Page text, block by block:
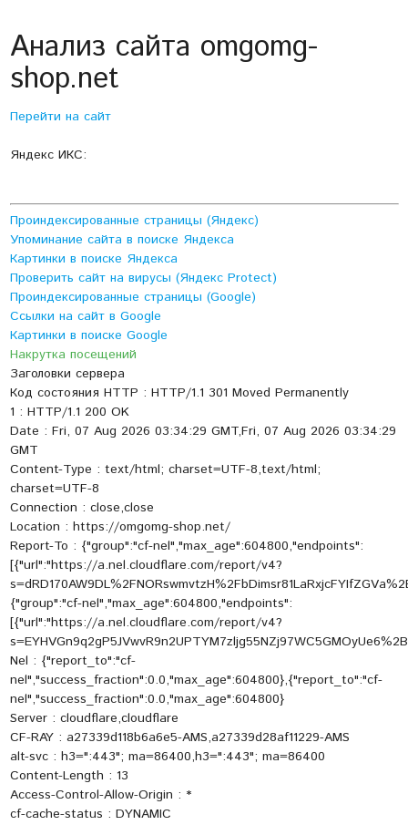
Анализ сайта omgomg-
shop.net
Перейти на сайт
Яндекс ИКС:
Проиндексированные страницы (Яндекс)
Упоминание сайта в поиске Яндекса
Картинки в поиске Яндекса
Проверить сайт на вирусы (Яндекс Protect)
Проиндексированные страницы (Google)
Ссылки на сайт в Google
Картинки в поиске Google
Накрутка посещений
Заголовки сервера
Код состояния HTTP : HTTP/1.1 301 Moved Permanently
1 : HTTP/1.1 200 OK
Date : Fri, 07 Aug 2026 03:34:29 GMT,Fri, 07 Aug 2026 03:34:29
GMT
Content-Type : text/html; charset=UTF-8,text/html;
charset=UTF-8
Connection : close,close
Location : https://omgomg-shop.net/
Report-To : {"group":"cf-nel","max_age":604800,"endpoints":
[{"url":"https://a.nel.cloudflare.com/report/v4?
{"group":"cf-nel","max_age":604800,"endpoints":
[{"url":"https://a.nel.cloudflare.com/report/v4?
Nel : {"report_to":"cf-
nel","success_fraction":0.0,"max_age":604800},{"report_to":"cf-
nel","success_fraction":0.0,"max_age":604800}
Server : cloudflare,cloudflare
CF-RAY : a27339d118b6a6e5-AMS,a27339d28af11229-AMS
alt-svc : h3=":443"; ma=86400,h3=":443"; ma=86400
Content-Length : 13
Access-Control-Allow-Origin : *
cf-cache-status : DYNAMIC